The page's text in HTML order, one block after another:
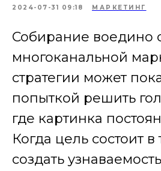
2024-07-31 09:18 МАРКЕТИНГ
Собирание воедино
многоканальной
стратегии может
попыткой решить
где картинка
Когда цель состоит в
создать